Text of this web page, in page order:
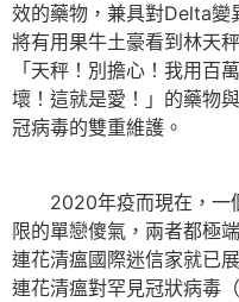
效的藥物，兼具對Delta變
將有用果牛土豪看到林天
「天秤！別擔心！我用百
壞！這就是愛！」的藥物
冠病毒的雙重維護。
2020年疫而現在，一
限的單戀傻氣，兩者都極
連花清瘟國際迷信家就已
連花清瘟對罕見冠狀病毒